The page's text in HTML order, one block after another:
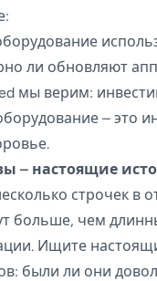
ли обновляют
мы верим:
– это
– настоящие
строчек в
больше, чем
Ищите
были ли они